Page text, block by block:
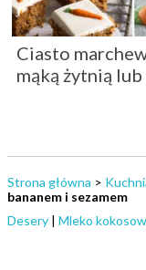
Ciasto
mąką żytnią lub
Strona główna >
bananem i sezamem
Desery | Mleko